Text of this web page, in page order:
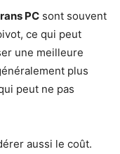
PC sont souvent
ce qui peut
une meilleure
plus
peut ne pas
aussi le coût.